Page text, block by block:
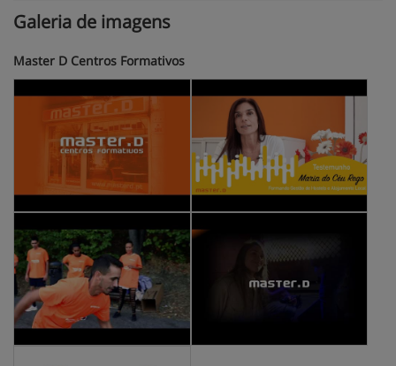
Galeria de imagens
Master D Centros Formativos